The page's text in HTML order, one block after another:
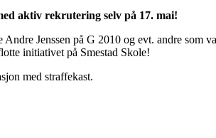
aktiv rekrutering selv på 17. mai!
Jenssen på G 2010 og evt. andre som
initiativet på Smestad Skole!
med straffekast.